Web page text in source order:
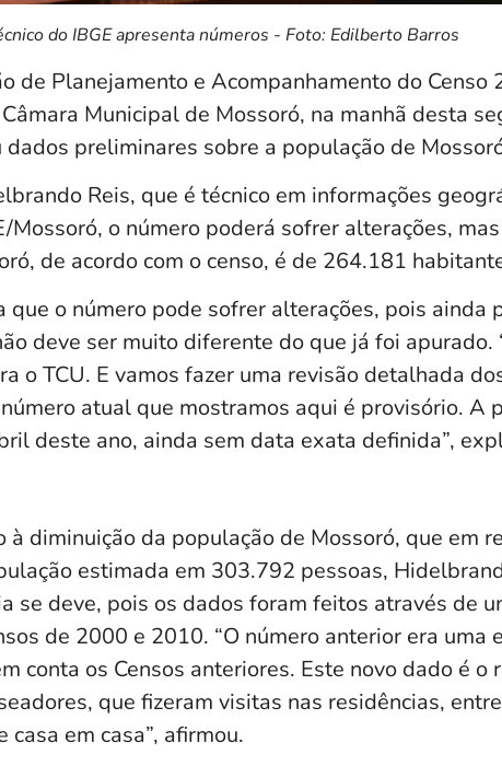
do IBGE apresenta números - Foto: Edilberto Barros
de Planejamento e Acompanhamento do Censo
Municipal de Mossoró, na manhã desta
preliminares sobre a população de
Reis, que é técnico em informações
Mossoró, o número poderá sofrer alterações,
de acordo com o censo, é de 264.181
o número pode sofrer alterações, pois ainda
deve ser muito diferente do que já foi apurado.
o TCU. E vamos fazer uma revisão detalhada
atual que mostramos aqui é provisório. A
deste ano, ainda sem data exata definida”,
à diminuição da população de Mossoró, que em
estimada em 303.792 pessoas,
se deve, pois os dados foram feitos através de
de 2000 e 2010. “O número anterior era uma
conta os Censos anteriores. Este novo dado é o
que fizeram visitas nas residências,
em casa”, afirmou.